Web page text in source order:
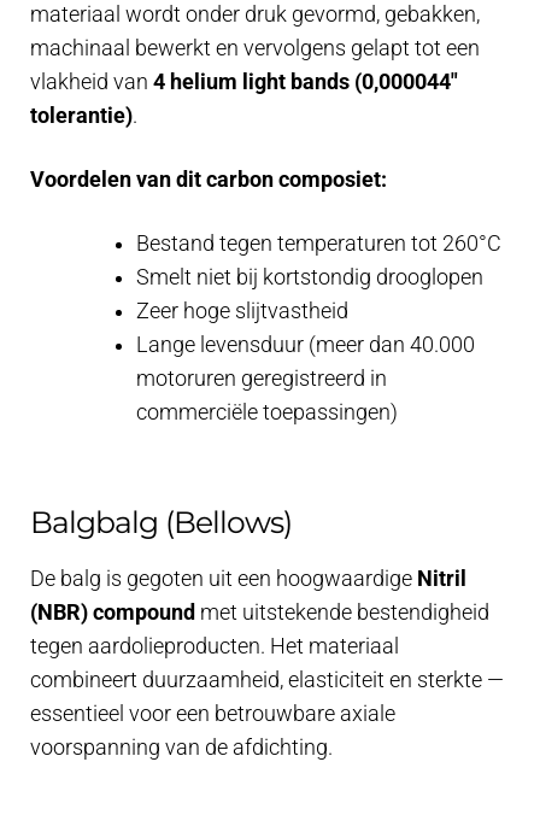
materiaal wordt onder druk gevormd, gebakken,
machinaal bewerkt en vervolgens gelapt tot een
vlakheid van 4 helium light bands (0,000044″
tolerantie).
Voordelen van dit carbon composiet:
Bestand tegen temperaturen tot 260°C
Smelt niet bij kortstondig drooglopen
Zeer hoge slijtvastheid
Lange levensduur (meer dan 40.000
motoruren geregistreerd in
commerciële toepassingen)
Balgbalg (Bellows)
De balg is gegoten uit een hoogwaardige Nitril
(NBR) compound met uitstekende bestendigheid
tegen aardolieproducten. Het materiaal
combineert duurzaamheid, elasticiteit en sterkte —
essentieel voor een betrouwbare axiale
voorspanning van de afdichting.